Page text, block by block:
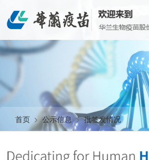
首页 > 公示信息 > 批签发情况